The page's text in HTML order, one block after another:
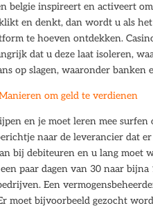
belgie inspireert en activeert
en denkt, dan wordt u als
te hoeven ontdekken.
dat u deze laat isoleren,
op slagen, waaronder banken
om geld te verdienen
en je moet leren mee
naar de leverancier dat
bij debiteuren en u lang
paar dagen van 30 naar
Een
moet bijvoorbeeld gezocht